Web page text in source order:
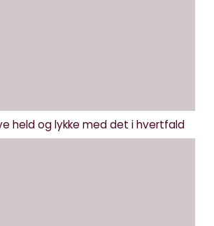
held og lykke med det i hvertfald